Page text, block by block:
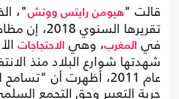
قالت "هيومن رايتس ووتش"،
تقريرها السنوي
في المغرب، وهي الاحتجاجات
شهدتها شوارع البلاد منذ
عام 2011، أظهرت أن
حرية التعبير وحق التجمع